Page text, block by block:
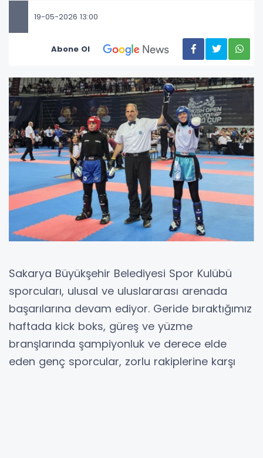
19-05-2026 13:00
Abone Ol
Sakarya Büyükşehir Belediyesi Spor Kulübü
sporcuları, ulusal ve uluslararası arenada
başarılarına devam ediyor. Geride bıraktığımız
haftada kick boks, güreş ve yüzme
branşlarında şampiyonluk ve derece elde
eden genç sporcular, zorlu rakiplerine karşı